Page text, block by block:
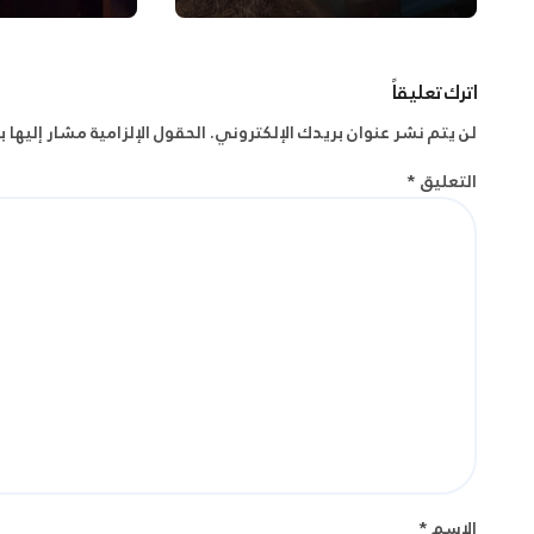
اترك تعليقاً
لن يتم نشر عنوان بريدك الإلكتروني.الحقول الإلزامية مشار إليها
التعليق*